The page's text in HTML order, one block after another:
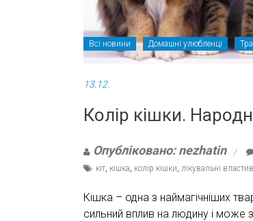
Всі новини Домашні улюбленці
13.12.
Колір кішки.
Опубліковано: nezhatin
кіт кішка колір кішки лікувальні
Кішка – одна з наймагічніших
сильний вплив на людину і може